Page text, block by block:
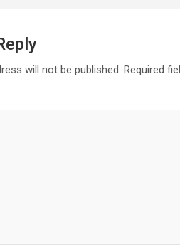
will not be published. Required